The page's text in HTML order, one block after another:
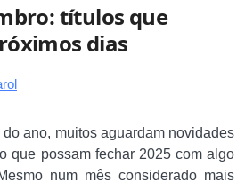
títulos que
dias
ano, muitos aguardam novidades
que possam fechar 2025 com algo
num mês considerado mais